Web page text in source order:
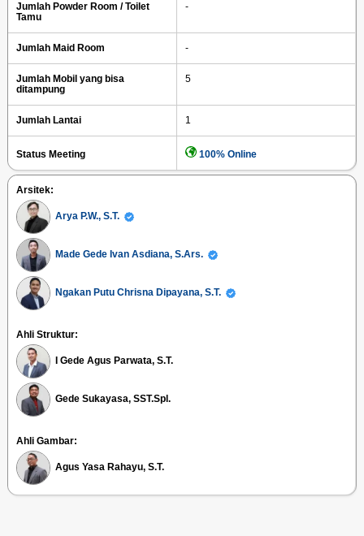
Jumlah Powder Room / Toilet
Tamu
-
Jumlah Maid Room -
Jumlah Mobil yang bisa
ditampung
5
Jumlah Lantai 1
Status Meeting 100% Online
Arsitek:
Arya P.W., S.T.
Made Gede Ivan Asdiana, S.Ars.
Ngakan Putu Chrisna Dipayana, S.T.
Ahli Struktur:
I Gede Agus Parwata, S.T.
Gede Sukayasa, SST.Spl.
Ahli Gambar:
Agus Yasa Rahayu, S.T.